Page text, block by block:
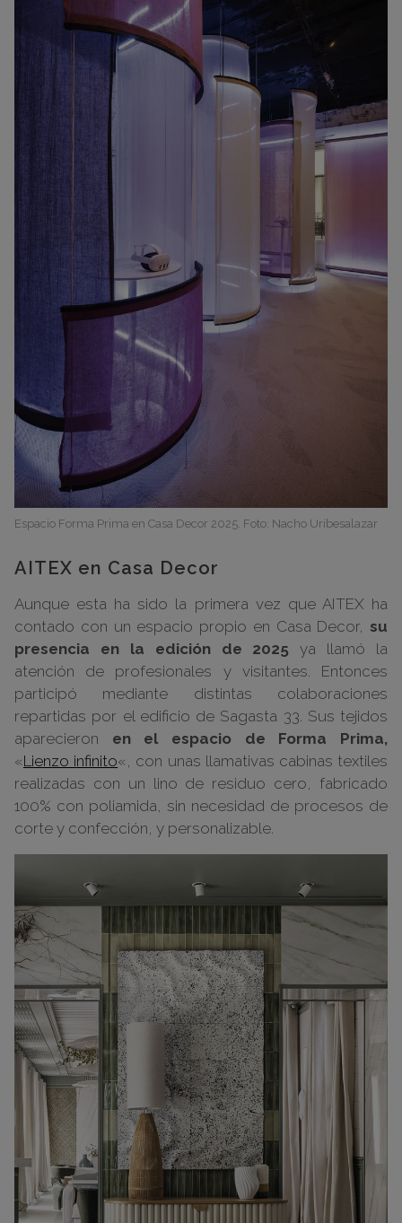
Espacio Forma Prima en Casa Decor 2025. Foto: Nacho Uribesalazar
AITEX en Casa Decor
Aunque esta ha sido la primera vez que AITEX ha
contado con un espacio propio en Casa Decor, su
presencia en la edición de 2025 ya llamó la
atención de profesionales y visitantes. Entonces
participó mediante distintas colaboraciones
repartidas por el edificio de Sagasta 33. Sus tejidos
aparecieron en el espacio de Forma Prima,
«Lienzo infinito«, con unas llamativas cabinas textiles
realizadas con un lino de residuo cero, fabricado
100% con poliamida, sin necesidad de procesos de
corte y confección, y personalizable.